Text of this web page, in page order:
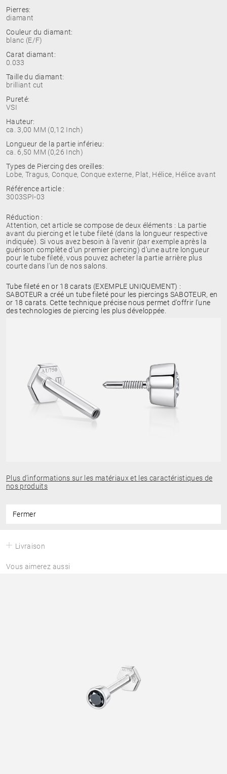
Pierres:
diamant
Couleur du diamant:
blanc (E/F)
Carat diamant:
0.033
Taille du diamant:
brilliant cut
Pureté:
VSI
Hauteur:
ca. 3,00 MM (0,12 Inch)
Longueur de la partie inférieu:
ca. 6,50 MM (0,26 Inch)
Types de Piercing des oreilles:
Lobe, Tragus, Conque, Conque externe, Plat, Hélice, Hélice avant
Référence article :
3003SPI-03
Réduction :
Attention, cet article se compose de deux éléments : La partie
avant du piercing et le tube fileté (dans la longueur respective
indiquée). Si vous avez besoin à l’avenir (par exemple après la
guérison complète d’un premier piercing) d’une autre longueur
pour le tube fileté, vous pouvez acheter la partie arrière plus
courte dans l’un de nos salons.
Tube fileté en or 18 carats (EXEMPLE UNIQUEMENT) :
SABOTEUR a créé un tube fileté pour les piercings SABOTEUR, en
or 18 carats. Cette technique précise nous permet d'offrir l'une
des technologies de piercing les plus développée.
Plus d’informations sur les matériaux et les caractéristiques de
nos produits
Fermer
Livraison
Vous aimerez aussi